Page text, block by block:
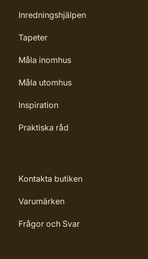
Inredningshjälpen
Tapeter
Måla inomhus
Måla utomhus
Inspiration
Praktiska råd
Kontakta butiken
Varumärken
Frågor och Svar